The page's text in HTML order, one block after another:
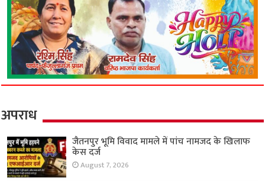
अपराध
जैतनपुर भूमि विवाद मामले में पांच नामजद के खिलाफ
केस दर्ज
August 7, 2026